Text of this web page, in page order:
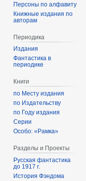
Персоны по алфавиту
Книжные издания по
авторам
Периодика
Издания
Фантастика в
периодике
Книги
по Месту издания
по Издательству
по Году издания
Серии
Особо: «Рамка»
Разделы и Проекты
Русская фантастика
до 1917 г.
История Фэндома